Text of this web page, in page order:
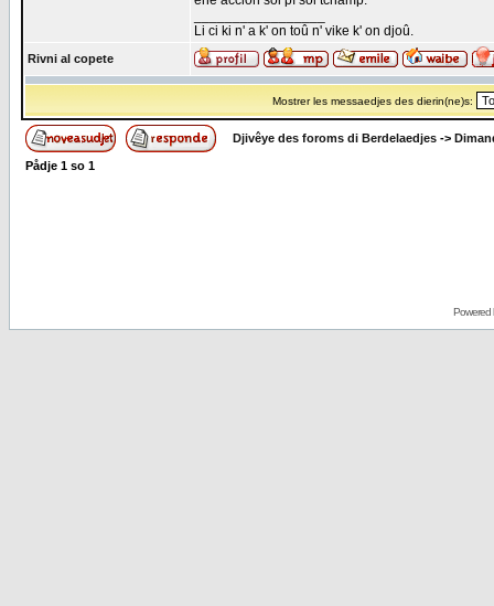
Li ci ki n' a k' on toû n' vike k' on djoû.
Rivni al copete
Mostrer les messaedjes des dierin(ne)s:
Djivêye des foroms di Berdelaedjes ->
Pådje 1 so 1
Powered